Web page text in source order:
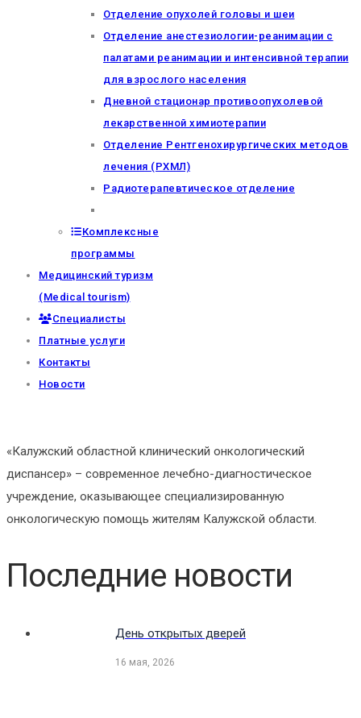
Отделение опухолей головы и шеи
Отделение анестезиологии-реанимации с
палатами реанимации и интенсивной терапии
для взрослого населения
Дневной стационар противоопухолевой
лекарственной химиотерапии
Отделение Рентгенохирургических методов
лечения (РХМЛ)
Радиотерапевтическое отделение
Комплексные
программы
Медицинский туризм
(Medical tourism)
Специалисты
Платные услуги
Контакты
Новости
«Калужский областной клинический онкологический
диспансер» – современное лечебно-диагностическое
учреждение, оказывающее специализированную
онкологическую помощь жителям Калужской области.
Последние новости
День открытых дверей
16 мая, 2026